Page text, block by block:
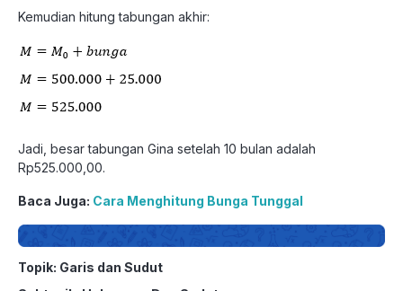
Kemudian hitung tabungan akhir:
Jadi, besar tabungan Gina setelah 10 bulan adalah
Rp525.000,00.
Baca Juga: Cara Menghitung Bunga Tunggal
Topik: Garis dan Sudut